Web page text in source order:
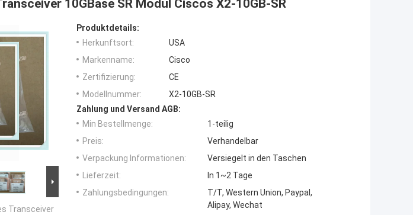
10GBase SR Modul Ciscos X2-10GB-SR
Transceiver
Produktdetails:
Herkunftsort:
USA
Markenname:
Cisco
Zertifizierung:
CE
Modellnummer:
X2-10GB-SR
Zahlung und Versand AGB:
Min Bestellmenge:
1-teilig
Preis:
Verhandelbar
Verpackung Informationen:
Versiegelt in den Taschen
Lieferzeit:
In 1~2 Tage
Zahlungsbedingungen:
T/T, Western Union, Paypal,
Alipay, Wechat